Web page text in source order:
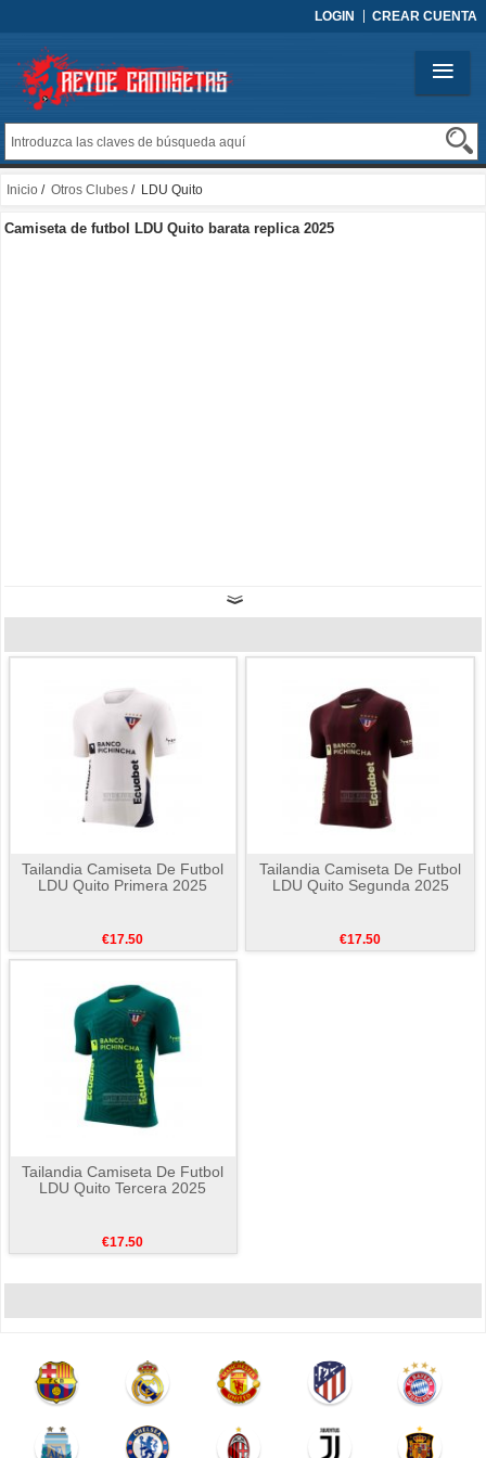
LOGIN CREAR CUENTA
Inicio / Otros Clubes / LDU Quito
Camiseta de futbol LDU Quito barata replica 2025
Tailandia Camiseta De Futbol
LDU Quito Primera 2025
€17.50
Tailandia Camiseta De Futbol
LDU Quito Segunda 2025
€17.50
Tailandia Camiseta De Futbol
LDU Quito Tercera 2025
€17.50